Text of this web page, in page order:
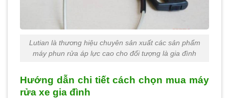
Lutian là thương hiệu chuyên sản xuất các sản phẩm
máy phun rửa áp lực cao cho đối tượng là gia đình
Hướng dẫn chi tiết cách chọn mua máy
rửa xe gia đình